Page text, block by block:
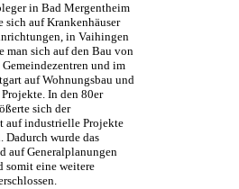
in Bad Mergentheim
sich auf Krankenhäuser
in Vaihingen
man sich auf den Bau von
und im
auf Wohnungsbau und
In den 80er
sich der
auf industrielle Projekte
Dadurch wurde das
auf Generalplanungen
somit eine weitere